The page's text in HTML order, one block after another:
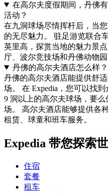
在高尔夫度假期间，丹佛
活动？
在九洞球场尽情挥杆后，当
的无尽魅力。 驻足游览联合
英里高，探赏当地的魅力景
厅、波尔竞技场和丹佛动物园
丹佛的高尔夫酒店怎么样？
丹佛的高尔夫酒店能提供舒
场。 在 Expedia，您可以找
9 洞以上的高尔夫球场，要
场。 高尔夫酒店能够提供各
租赁、球童和班车服务。
Expedia 带您探索
住宿
套餐
租车